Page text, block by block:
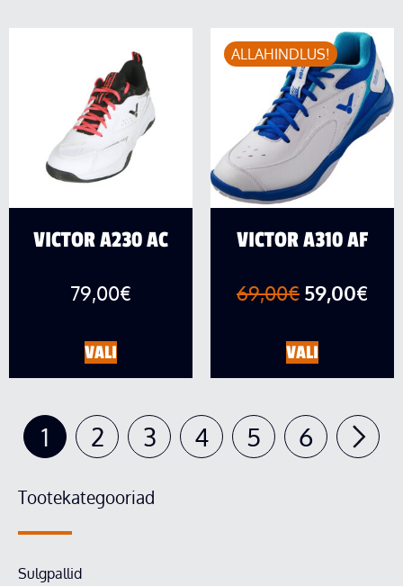
VICTOR A230 AC
79,00€
VALI
ALLAHINDLUS!
VICTOR A310 AF
69,00€ 59,00€
VALI
1 2 3 4 5 6
Tootekategooriad
Sulg­pallid